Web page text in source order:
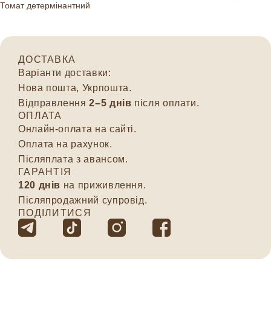
Томат детермінантний
ДОСТАВКА
Варіанти доставки:
Нова пошта, Укрпошта.
Відправлення2–5 днів після оплати.
ОПЛАТА
Онлайн-оплата на сайті.
Оплата на рахунок.
Післяплата з авансом.
ГАРАНТІЯ
120 днів на приживлення.
Післяпродажний супровід.
ПОДІЛИТИСЯ